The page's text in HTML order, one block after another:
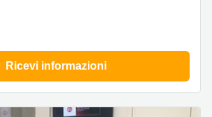
Ricevi informazioni